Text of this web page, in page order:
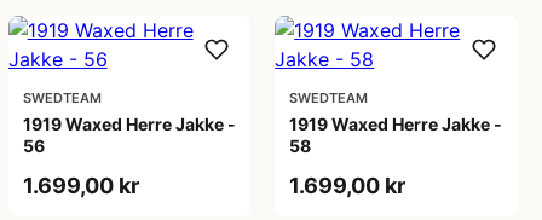
SWEDTEAM
1919 Waxed Herre Jakke -
56
1.699,00 kr
SWEDTEAM
1919 Waxed Herre Jakke -
58
1.699,00 kr